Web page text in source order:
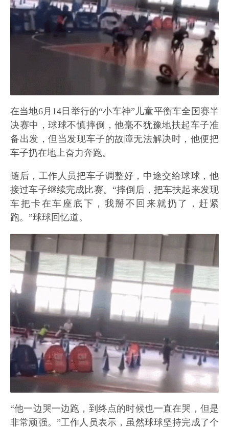
在当地6月14日举行的“小车神”儿童平衡车全国赛半
决赛中，球球不慎摔倒，他毫不犹豫地扶起车子准
备出发，但当发现车子的故障无法解决时，他便把
车子扔在地上奋力奔跑。
随后，工作人员把车子调整好，中途交给球球，他
接过车子继续完成比赛。“摔倒后，把车扶起来发现
车把卡在车座底下，我掰不回来就扔了，赶紧
跑。”球球回忆道。
“他一边哭一边跑，到终点的时候也一直在哭，但是
非常顽强。”工作人员表示，虽然球球坚持完成了个